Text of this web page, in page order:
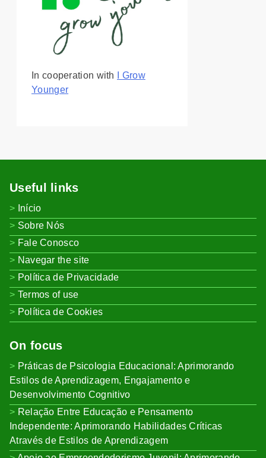
In cooperation with
I Grow
Younger
Useful links
Início
Sobre Nós
Fale Conosco
Navegar the site
Política de Privacidade
Termos of use
Política de Cookies
On focus
Práticas de Psicologia Educacional: Aprimorando
Estilos de Aprendizagem, Engajamento e
Desenvolvimento Cognitivo
Relação Entre Educação e Pensamento
Independente: Aprimorando Habilidades Críticas
Através de Estilos de Aprendizagem